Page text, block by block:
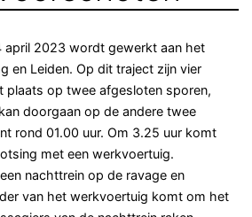
april 2023 wordt gewerkt aan het
en Leiden. Op dit traject zijn vier
plaats op twee afgesloten sporen,
doorgaan op de andere twee
rond 01.00 uur. Om 3.25 uur komt
met een werkvoertuig.
nachttrein op de ravage en
van het werkvoertuig komt om het